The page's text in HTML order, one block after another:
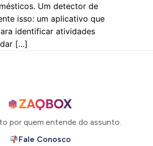
Um detector de
isso: um aplicativo que
identificar atividades
[…]
por quem entende do assunto.
Fale Conosco